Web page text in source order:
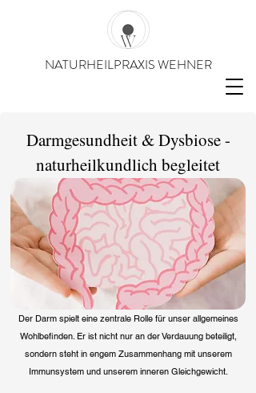
NATURHEILPRAXIS WEHNER
Darmgesundheit & Dysbiose -
naturheilkundlich begleitet
Der Darm spielt eine zentrale Rolle für unser allgemeines
Wohlbefinden. Er ist nicht nur an der Verdauung beteiligt,
sondern steht in engem Zusammenhang mit unserem
Immunsystem und unserem inneren Gleichgewicht.